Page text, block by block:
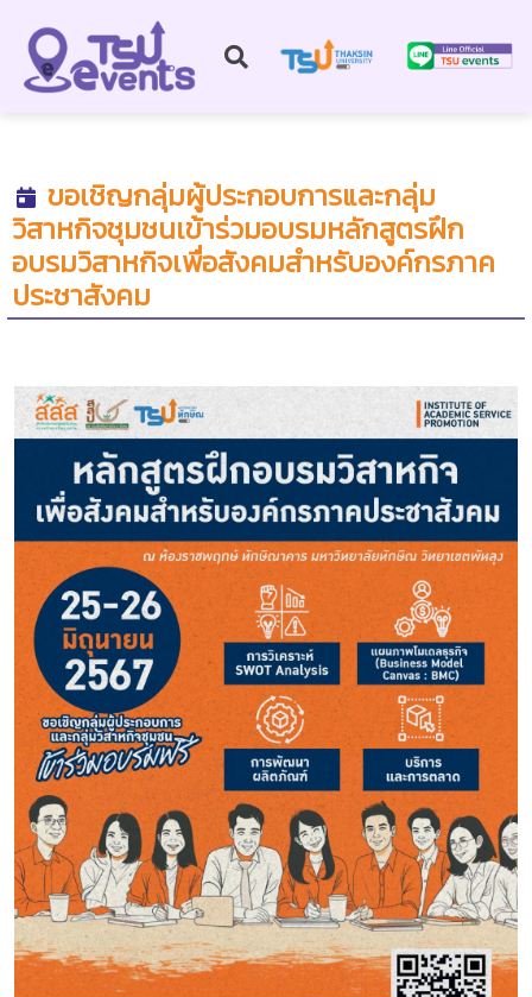
ขอเชิญกลุ่มผู้ประกอบการและกลุ่ม
วิสาหกิจชุมชนเข้าร่วมอบรมหลักสูตรฝึก
อบรมวิสาหกิจเพื่อสังคมสำหรับองค์กรภาค
ประชาสังคม